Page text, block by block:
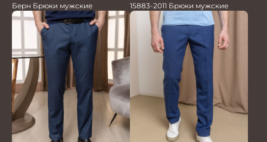
Берн Брюки мужские 15883-2011 Брюки мужские